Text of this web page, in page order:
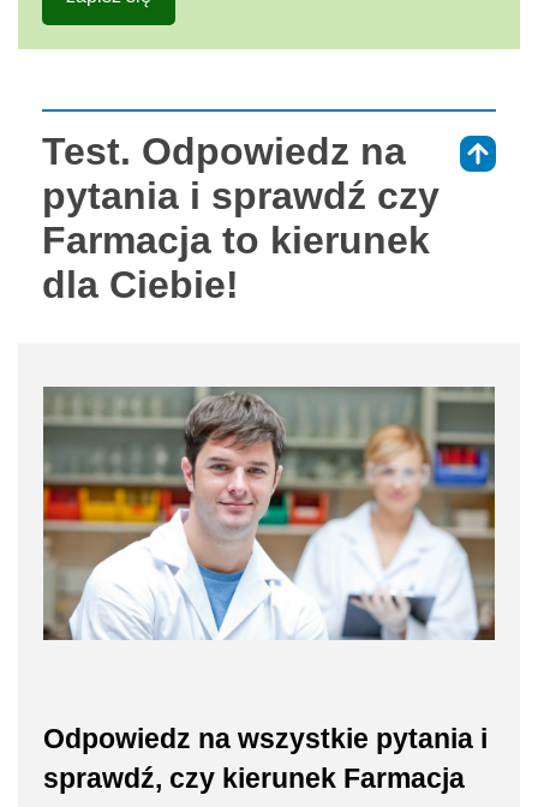
Test. Odpowiedz na
pytania i sprawdź czy
Farmacja to kierunek
dla Ciebie!
Odpowiedz na wszystkie pytania i
sprawdź, czy kierunek Farmacja